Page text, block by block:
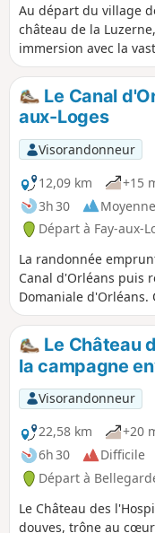
Au départ du village
château de la
immersion avec la
fougères ou de
sauvages dans la
Le Canal
aux-Loges
Visorandonneur
12,09 km
+15
3h 30
Moyenne
Départ à Fay-aux-
La randonnée
Canal d'Orléans puis
Domaniale
canal et ses multiples
larges allées
l'église à l'approche
19 Février 2023
fermée pour travaux
date de fin d'affichée).
Le Château
la campagne
Visorandonneur
22,58 km
+20
6h 30
Difficile
Départ à
Le Château des
douves, trône au